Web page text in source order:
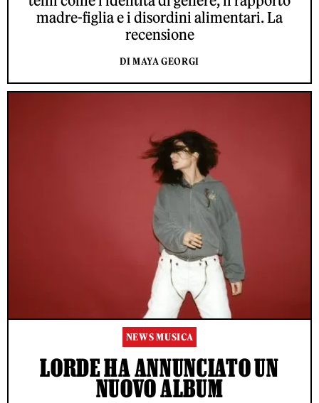
madre-figlia e i disordini alimentari. La
recensione
DI MAYA GEORGI
NEWS MUSICA
LORDE HA ANNUNCIATO UN
NUOVO ALBUM
ACCETTO LE NORME SUL TRATTAMENTO DEI DATI E
L'INVIO DELLA NEWSLETTER DI RS